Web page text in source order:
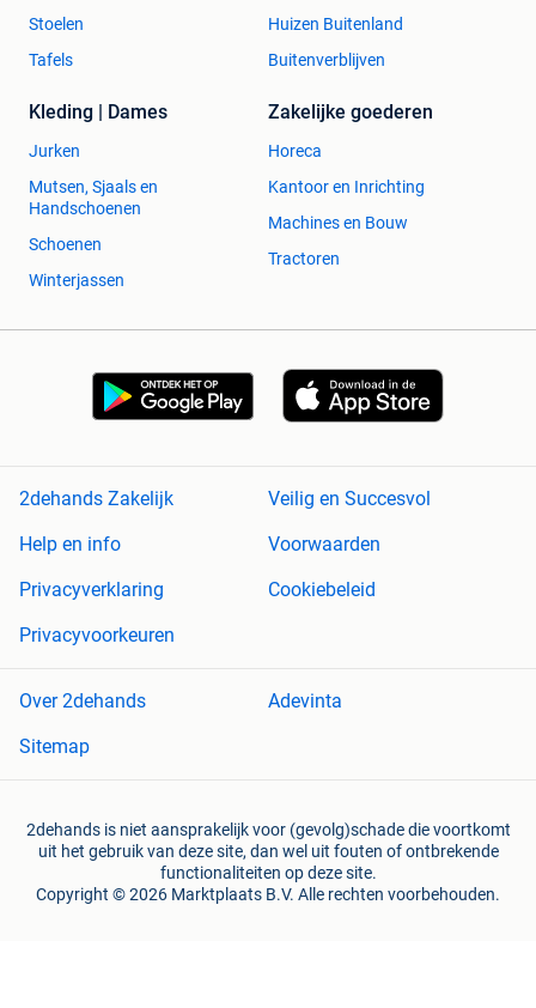
Stoelen
Tafels
Huizen Buitenland
Buitenverblijven
Kleding | Dames
Jurken
Mutsen, Sjaals en
Handschoenen
Schoenen
Winterjassen
Zakelijke goederen
Horeca
Kantoor en Inrichting
Machines en Bouw
Tractoren
2dehands Zakelijk
Veilig en Succesvol
Help en info
Voorwaarden
Privacyverklaring
Cookiebeleid
Privacyvoorkeuren
Over 2dehands
Adevinta
Sitemap
2dehands is niet aansprakelijk voor (gevolg)schade die voortkomt
uit het gebruik van deze site, dan wel uit fouten of ontbrekende
functionaliteiten op deze site.
Copyright © 2026 Marktplaats B.V. Alle rechten voorbehouden.